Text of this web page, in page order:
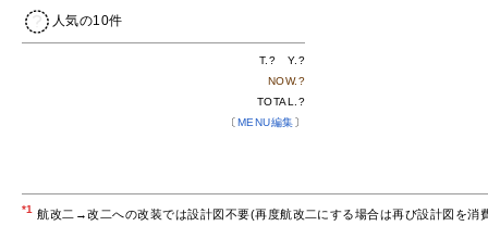
人気の10件
T.? Y.?
NOW.?
TOTAL.?
〔MENU編集〕
*1 航改二→改二への改装では設計図不要(再度航改二にする場合は再び設計図を消